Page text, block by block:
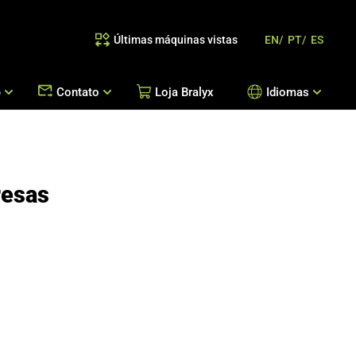
Trabalhe Conosco
Contato Loja Bralyx Idiomas
Últimas máquinas vistas EN/ PT/ ES